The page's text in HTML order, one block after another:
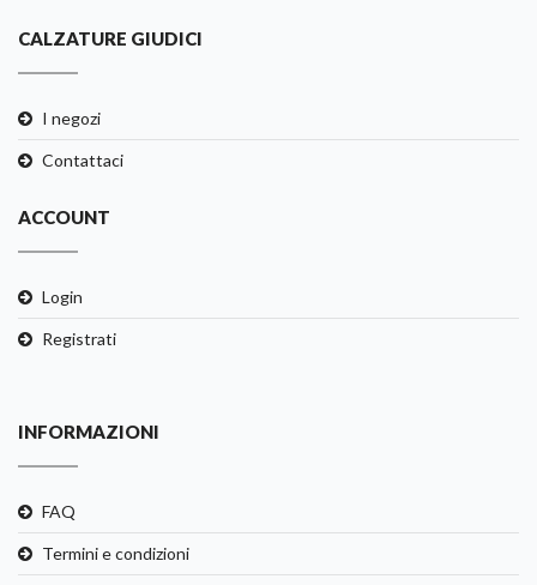
CALZATURE GIUDICI
I negozi
Contattaci
ACCOUNT
Login
Registrati
INFORMAZIONI
FAQ
Termini e condizioni